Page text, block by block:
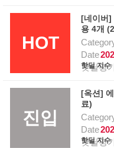
HOT
[네이버]
용 4개
Date
핫딜평
핫딜 지수
진입
[옥션]
료)
Date
핫딜평
핫딜 지수